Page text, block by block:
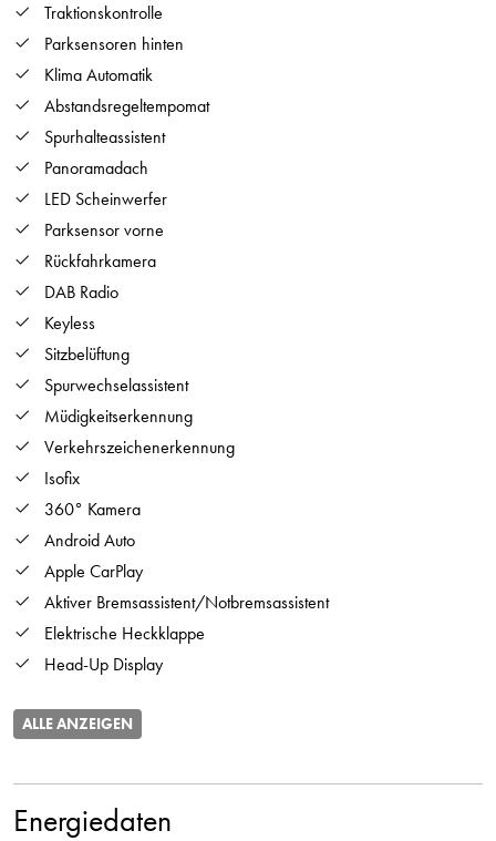
Traktionskontrolle
Parksensoren hinten
Klima Automatik
Abstandsregeltempomat
Spurhalteassistent
Panoramadach
LED Scheinwerfer
Parksensor vorne
Rückfahrkamera
DAB Radio
Keyless
Sitzbelüftung
Spurwechselassistent
Müdigkeitserkennung
Verkehrszeichenerkennung
Isofix
360° Kamera
Android Auto
Apple CarPlay
Aktiver Bremsassistent/Notbremsassistent
Elektrische Heckklappe
Head-Up Display
ALLE ANZEIGEN
Energiedaten